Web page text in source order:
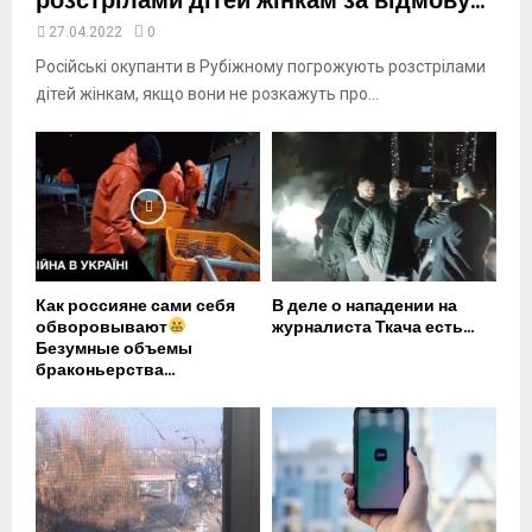
27.04.2022 0
Російські окупанти в Рубіжному погрожують розстрілами
дітей жінкам, якщо вони не розкажуть про...
Как россияне сами себя
обворовывают
Безумные объемы
браконьерства...
В деле о нападении на
журналиста Ткача есть...